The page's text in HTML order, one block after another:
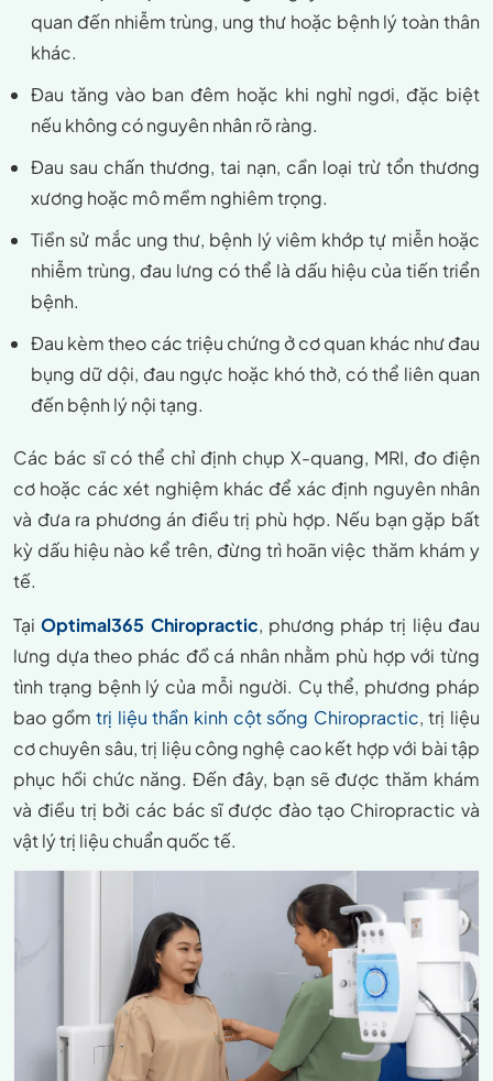
quan đến nhiễm trùng, ung thư hoặc bệnh lý toàn thân
khác.
Đau tăng vào ban đêm hoặc khi nghỉ ngơi, đặc biệt
nếu không có nguyên nhân rõ ràng.
Đau sau chấn thương, tai nạn, cần loại trừ tổn thương
xương hoặc mô mềm nghiêm trọng.
Tiền sử mắc ung thư, bệnh lý viêm khớp tự miễn hoặc
nhiễm trùng, đau lưng có thể là dấu hiệu của tiến triển
bệnh.
Đau kèm theo các triệu chứng ở cơ quan khác như đau
bụng dữ dội, đau ngực hoặc khó thở, có thể liên quan
đến bệnh lý nội tạng.
Các bác sĩ có thể chỉ định chụp X-quang, MRI, đo điện
cơ hoặc các xét nghiệm khác để xác định nguyên nhân
và đưa ra phương án điều trị phù hợp. Nếu bạn gặp bất
kỳ dấu hiệu nào kể trên, đừng trì hoãn việc thăm khám y
tế.
TạiOptimal365 Chiropractic, phương pháp trị liệu đau
lưng dựa theo phác đồ cá nhân nhằm phù hợp với từng
tình trạng bệnh lý của mỗi người. Cụ thể, phương pháp
bao gồmtrị liệu thần kinh cột sống Chiropractic, trị liệu
cơ chuyên sâu, trị liệu công nghệ cao kết hợp với bài tập
phục hồi chức năng. Đến đây, bạn sẽ được thăm khám
và điều trị bởi các bác sĩ được đào tạo Chiropractic và
vật lý trị liệu chuẩn quốc tế.